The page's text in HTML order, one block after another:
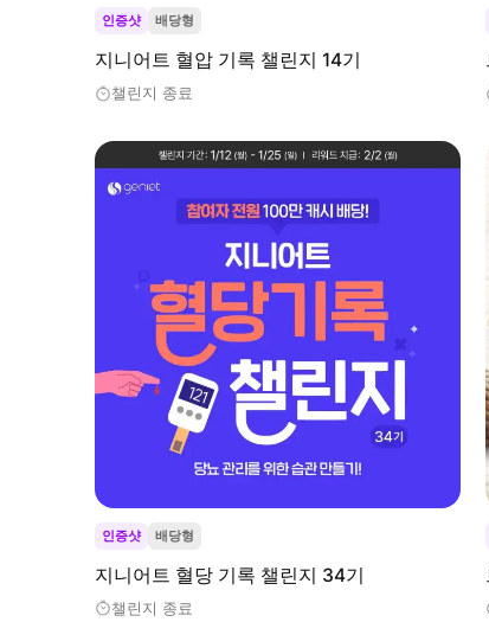
인증샷 배당형
지니어트 혈압 기록 챌린지 14기
챌린지 종료
인증샷 배당형
지니어트 혈당 기록 챌린지 34기
챌린지 종료